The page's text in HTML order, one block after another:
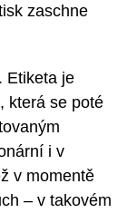
zaschne
Etiketa je
která se poté
i v
v momentě
– v takovém